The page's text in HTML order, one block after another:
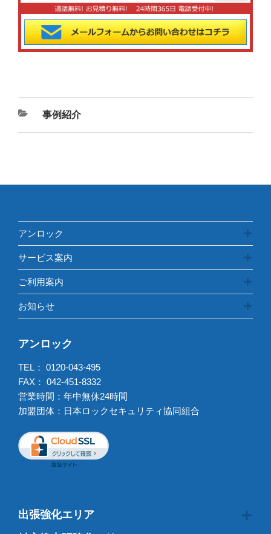
カ
テ
事例紹介
アンロック
サービス案内
ご利用案内
お知らせ
アンロック
TEL： 0120-043-495
FAX： 042-451-8332
営業時間：年中無休24時間
加盟団体：日本ロックセキュリティ協同組合
出張強化エリア